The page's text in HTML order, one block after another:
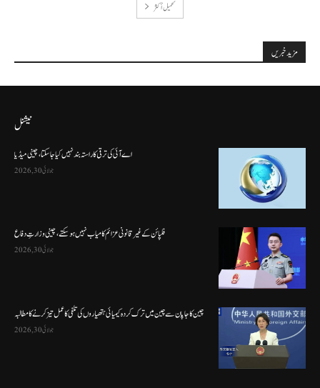
تحميل أكثر
مزید خبریں
نیشنل
اے آئی کی ترقی کا راستہ بند نہیں کیا جا سکتا، چینی میڈیا
جولائی 30, 2026
فلپائن کے غیر قانونی عزائم کامیاب نہیں ہو سکتے ، چینی وزارتِ دفاع
جولائی 30, 2026
چین کا جاپان سے چین میں ترک کردہ کیمیائی ہتھیاروں کی تلفی کا عمل تیز کرنے کا مطالبہ
جولائی 30, 2026